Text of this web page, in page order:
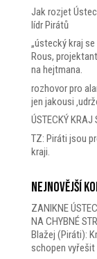
Jak rozjet
lídr Pirátů
„ústecký kraj
Rous,
na hejtmana.
rozhovor pro
jen jakousi
ÚSTECKÝ KRAJ
TZ: Piráti jsou
kraji.
Nejnovější
ZANIKNE
NA CHYBNÉ
Blažej (Piráti):
schopen vyřešit